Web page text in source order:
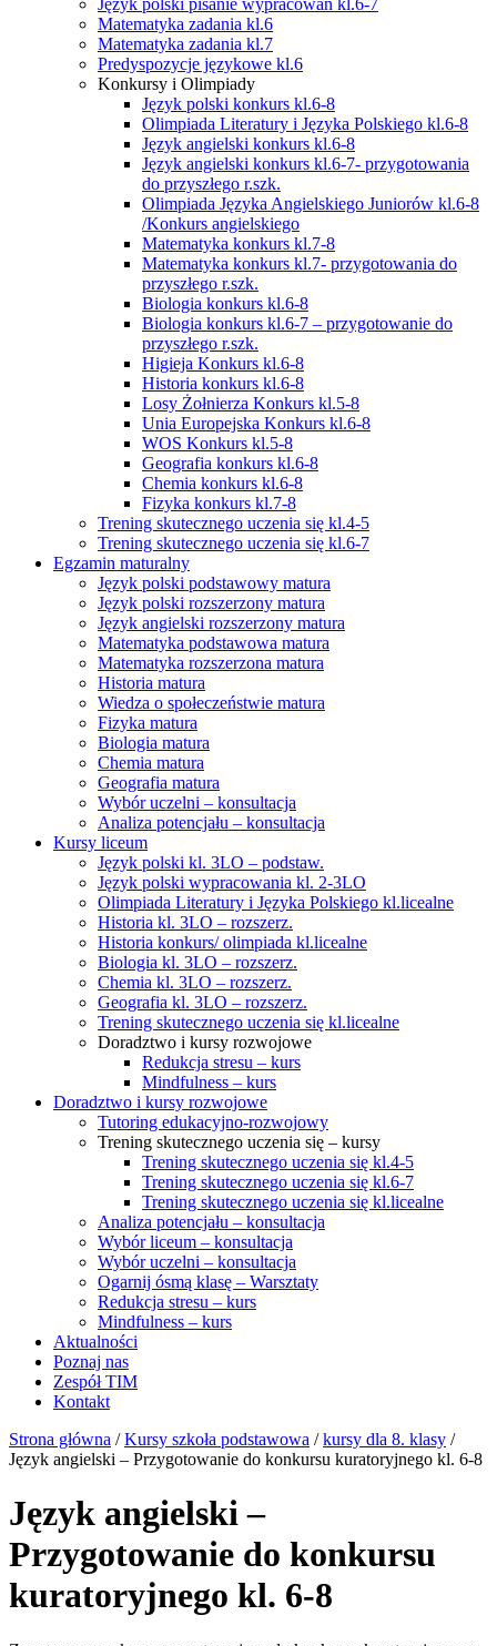
Język polski pisanie wypracowań kl.6-7
Matematyka zadania kl.6
Matematyka zadania kl.7
Predyspozycje językowe kl.6
Konkursy i Olimpiady
Język polski konkurs kl.6-8
Olimpiada Literatury i Języka Polskiego kl.6-8
Język angielski konkurs kl.6-8
Język angielski konkurs kl.6-7- przygotowania
do przyszłego r.szk.
Olimpiada Języka Angielskiego Juniorów kl.6-8
/Konkurs angielskiego
Matematyka konkurs kl.7-8
Matematyka konkurs kl.7- przygotowania do
przyszłego r.szk.
Biologia konkurs kl.6-8
Biologia konkurs kl.6-7 – przygotowanie do
przyszłego r.szk.
Higieja Konkurs kl.6-8
Historia konkurs kl.6-8
Losy Żołnierza Konkurs kl.5-8
Unia Europejska Konkurs kl.6-8
WOS Konkurs kl.5-8
Geografia konkurs kl.6-8
Chemia konkurs kl.6-8
Fizyka konkurs kl.7-8
Trening skutecznego uczenia się kl.4-5
Trening skutecznego uczenia się kl.6-7
Egzamin maturalny
Język polski podstawowy matura
Język polski rozszerzony matura
Język angielski rozszerzony matura
Matematyka podstawowa matura
Matematyka rozszerzona matura
Historia matura
Wiedza o społeczeństwie matura
Fizyka matura
Biologia matura
Chemia matura
Geografia matura
Wybór uczelni – konsultacja
Analiza potencjału – konsultacja
Kursy liceum
Język polski kl. 3LO – podstaw.
Język polski wypracowania kl. 2-3LO
Olimpiada Literatury i Języka Polskiego kl.licealne
Historia kl. 3LO – rozszerz.
Historia konkurs/ olimpiada kl.licealne
Biologia kl. 3LO – rozszerz.
Chemia kl. 3LO – rozszerz.
Geografia kl. 3LO – rozszerz.
Trening skutecznego uczenia się kl.licealne
Doradztwo i kursy rozwojowe
Redukcja stresu – kurs
Mindfulness – kurs
Doradztwo i kursy rozwojowe
Tutoring edukacyjno-rozwojowy
Trening skutecznego uczenia się – kursy
Trening skutecznego uczenia się kl.4-5
Trening skutecznego uczenia się kl.6-7
Trening skutecznego uczenia się kl.licealne
Analiza potencjału – konsultacja
Wybór liceum – konsultacja
Wybór uczelni – konsultacja
Ogarnij ósmą klasę – Warsztaty
Redukcja stresu – kurs
Mindfulness – kurs
Aktualności
Poznaj nas
Zespół TIM
Kontakt
Strona główna /Kursy szkoła podstawowa /kursy dla 8. klasy /
Język angielski – Przygotowanie do konkursu kuratoryjnego kl. 6-8
Język angielski –
Przygotowanie do konkursu
kuratoryjnego kl. 6-8